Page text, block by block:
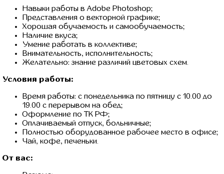
Навыки работы в Adobe Photoshop;
Представления о векторной графике;
Хорошая обучаемость и самообучаемость;
Наличие вкуса;
Умение работать в коллективе;
Внимательность, исполнительность;
Желательно: знание различий цветовых схем.
Условия работы:
Время работы: с понедельника по пятницу с 10.00 до
19.00 с перерывом на обед;
Оформление по ТК РФ;
Оплачиваемый отпуск, больничные;
Полностью оборудованное рабочее место в офисе;
Чай, кофе, печеньки.
От вас: